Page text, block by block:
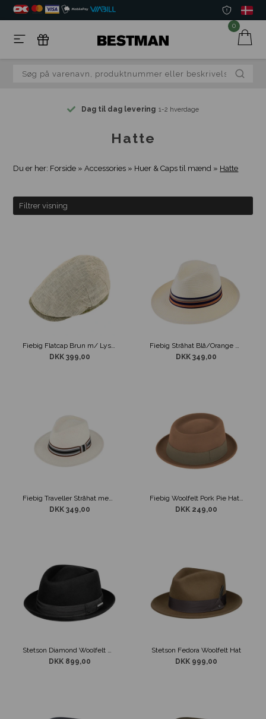
0
Dag til dag levering 1-2 hverdage
Hatte
Du er her: Forside »Accessories » Huer & Caps til mænd » Hatte
Filtrer visning
Fiebig Flatcap Brun m/ Lyse striber
DKK 399,00
Fiebig Stråhat Blå/Orange Bånd
DKK 349,00
DKK 349,00
Fiebig Woolfelt Pork Pie Hat Camel
DKK 249,00
Stetson Diamond Woolfelt Hat Sort
DKK 899,00
Stetson Fedora Woolfelt Hat
DKK 999,00